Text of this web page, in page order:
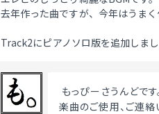
去年作った曲ですが、今年はうま
Track2にピアノソロ版を追加しま
もっぴーさうんどです
楽曲のご使用、ご連絡